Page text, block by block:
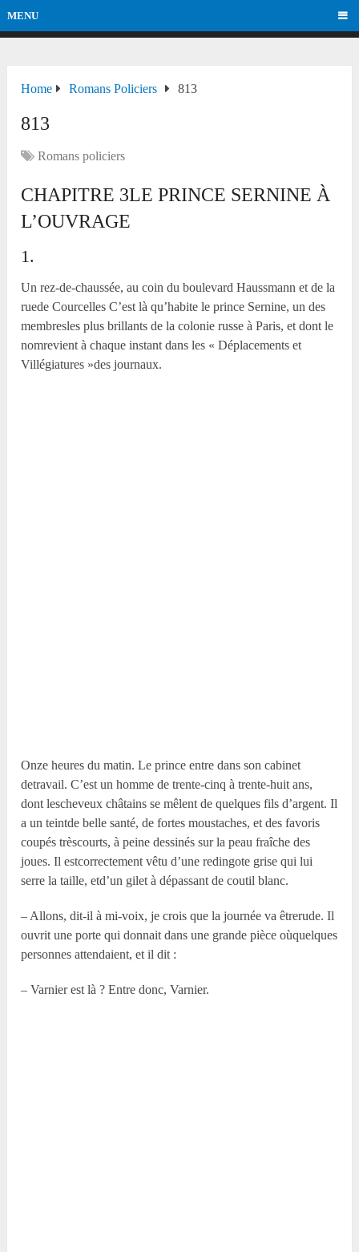
MENU
Home Romans Policiers 813
813
Romans policiers
CHAPITRE 3LE PRINCE SERNINE À
L’OUVRAGE
1.
Un rez-de-chaussée, au coin du boulevard Haussmann et de la
ruede Courcelles C’est là qu’habite le prince Sernine, un des
membresles plus brillants de la colonie russe à Paris, et dont le
nomrevient à chaque instant dans les « Déplacements et
Villégiatures »des journaux.
Onze heures du matin. Le prince entre dans son cabinet
detravail. C’est un homme de trente-cinq à trente-huit ans,
dont lescheveux châtains se mêlent de quelques fils d’argent. Il
a un teintde belle santé, de fortes moustaches, et des favoris
coupés trèscourts, à peine dessinés sur la peau fraîche des
joues. Il estcorrectement vêtu d’une redingote grise qui lui
serre la taille, etd’un gilet à dépassant de coutil blanc.
– Allons, dit-il à mi-voix, je crois que la journée va êtrerude. Il
ouvrit une porte qui donnait dans une grande pièce oùquelques
personnes attendaient, et il dit :
– Varnier est là ? Entre donc, Varnier.